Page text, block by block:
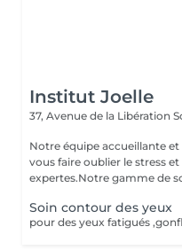
Institut Joelle
37, Avenue de la Libération
Notre équipe accueillante
vous faire oublier le stress
expertes.Notre gamme de
Soin contour des yeux